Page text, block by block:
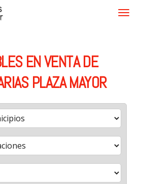
EN VENTA DE
PLAZA MAYOR